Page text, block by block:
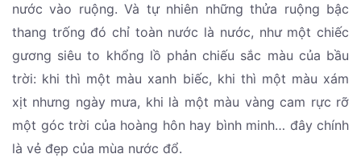
nước vào ruộng. Và tự nhiên những thửa ruộng bậc
thang trống đó chỉ toàn nước là nước, như một chiếc
gương siêu to khổng lồ phản chiếu sắc màu của bầu
trời: khi thì một màu xanh biếc, khi thì một màu xám
xịt nhưng ngày mưa, khi là một màu vàng cam rực rỡ
một góc trời của hoàng hôn hay bình minh… đây chính
là vẻ đẹp của mùa nước đổ.